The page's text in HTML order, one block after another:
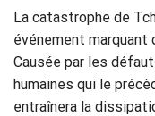
La catastrophe de
événement
Causée par les
humaines qui le
entraînera la